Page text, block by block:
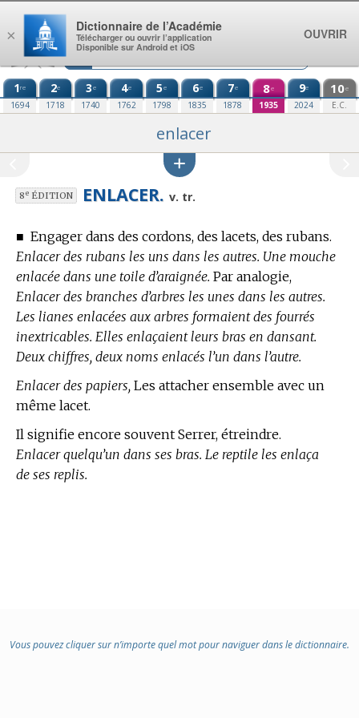
Aller au contenu
1re
1694
2e
1718
3e
1740
4e
1762
5e
1798
6e
1835
7e
1878
8e
1935
9e
2024
10e
E.C.
enlacer
8eÉDITION ENLACER. v. tr.
■ Engager dans des cordons, des lacets, des rubans.
Enlacer des rubans les uns dans les autres. Une mouche
enlacée dans une toile d’araignée. Par analogie,
Enlacer des branches d’arbres les unes dans les autres.
Les lianes enlacées aux arbres formaient des fourrés
inextricables. Elles enlaçaient leurs bras en dansant.
Deux chiffres, deux noms enlacés l’un dans l’autre.
Enlacer des papiers, Les attacher ensemble avec un
même lacet.
Il signifie encore souvent Serrer, étreindre.
Enlacer quelqu’un dans ses bras. Le reptile les enlaça
de ses replis.
Vous pouvez cliquer sur n’importe quel mot pour naviguer dans le dictionnaire.
×
Dictionnaire de l’Académie
Télécharger ou ouvrir l’application
Disponible sur Android et iOS
OUVRIR